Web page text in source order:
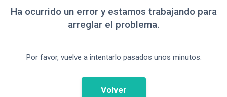
Ha ocurrido un error y estamos trabajando para
arreglar el problema.
Por favor, vuelve a intentarlo pasados unos minutos.
Volver